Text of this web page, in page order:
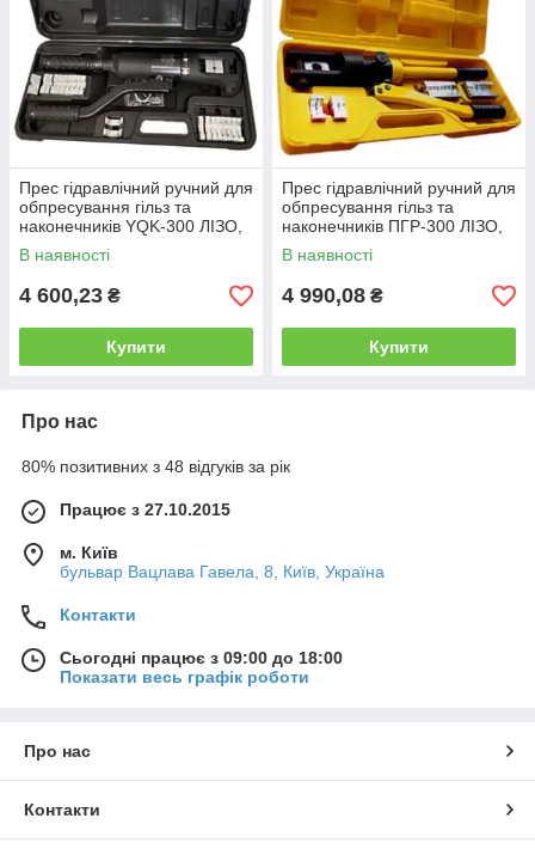
Прес гідравлічний ручний для
обпресування гільз та
наконечників YQK-300 ЛІЗО,
кримпер, кліщі пресувальні
В наявності
4 600,23 ₴
Купити
Прес гідравлічний ручний для
обпресування гільз та
наконечників ПГР-300 ЛІЗО,
кримпер, кліщі пресувальні
В наявності
4 990,08 ₴
Купити
Про нас
80% позитивних з 48 відгуків за рік
Працює з 27.10.2015
м. Київ
бульвар Вацлава Гавела, 8, Київ, Україна
Контакти
Сьогодні працює з 09:00 до 18:00
Показати весь графік роботи
Про нас
Контакти